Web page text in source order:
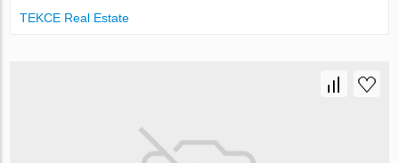
TEKCE Real Estate